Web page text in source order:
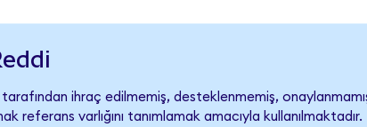
tarafından ihraç edilmemiş, desteklenmemiş,
referans varlığını tanımlamak amacıyla kullanılmaktadır.